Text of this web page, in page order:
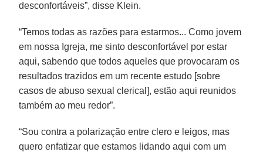
desconfortáveis”, disse Klein.
“Temos todas as razões para estarmos... Como jovem
em nossa Igreja, me sinto desconfortável por estar
aqui, sabendo que todos aqueles que provocaram os
resultados trazidos em um recente estudo [sobre
casos de abuso sexual clerical], estão aqui reunidos
também ao meu redor”.
“Sou contra a polarização entre clero e leigos, mas
quero enfatizar que estamos lidando aqui com um